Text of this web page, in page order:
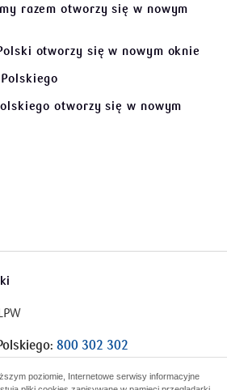
razem otworzy się w nowym
otworzy się w nowym oknie
otworzy się w nowym
800 302 302
801 363 636
poziomie, Internetowe serwisy informacyjne